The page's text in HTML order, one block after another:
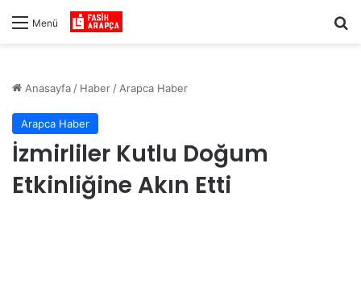
Menü
Anasayfa / Haber / Arapca Haber
Arapca Haber
İzmirliler Kutlu Doğum
Etkinliğine Akın Etti